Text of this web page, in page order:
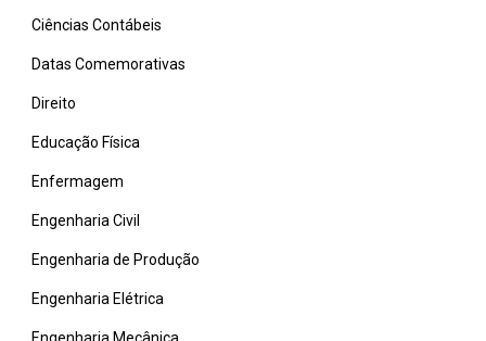
Ciências Contábeis
Datas Comemorativas
Direito
Educação Física
Enfermagem
Engenharia Civil
Engenharia de Produção
Engenharia Elétrica